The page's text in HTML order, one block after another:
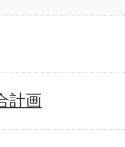
計画